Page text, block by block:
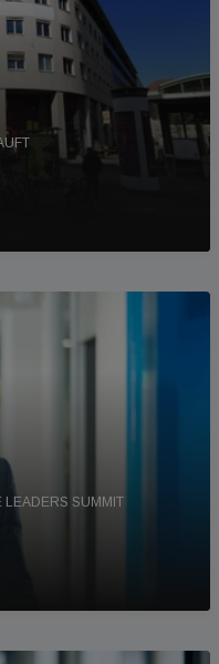
LEADERS SUMMIT